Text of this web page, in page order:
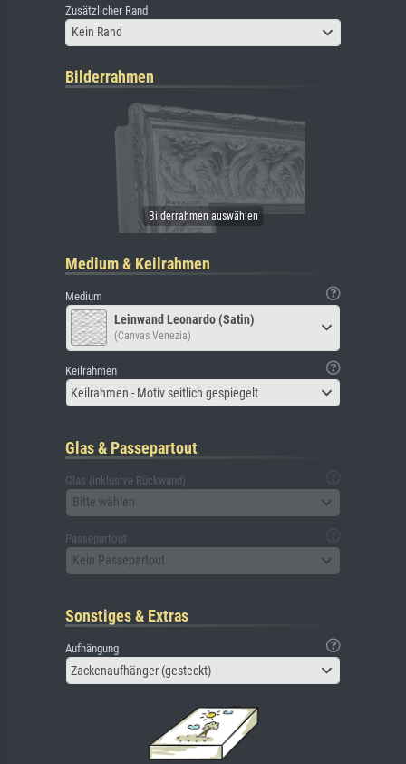
Zusätzlicher Rand
Kein Rand
Bilderrahmen
Medium & Keilrahmen
Medium
Leinwand Leonardo (Satin)
(Canvas Venezia)
Keilrahmen
Keilrahmen - Motiv seitlich gespiegelt
Glas & Passepartout
Glas (inklusive Rückwand)
Bitte wählen
Passepartout
Kein Passepartout
Sonstiges & Extras
Aufhängung
Zackenaufhänger (gesteckt)